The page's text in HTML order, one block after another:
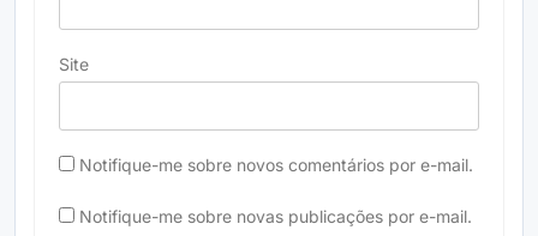
Site
Notifique-me sobre novos comentários por e-mail.
Notifique-me sobre novas publicações por e-mail.